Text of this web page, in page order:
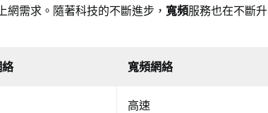
需求。隨著科技的不斷進步， 寬頻服務也在不斷升
寬頻網絡
高速